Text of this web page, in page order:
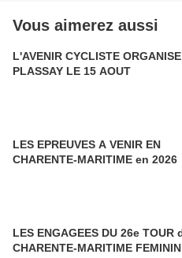
Vous aimerez aussi
L'AVENIR CYCLISTE ORGANISE A
PLASSAY LE 15 AOUT
LES EPREUVES A VENIR EN
CHARENTE-MARITIME en 2026
LES ENGAGEES DU 26e TOUR de
CHARENTE-MARITIME FEMININ